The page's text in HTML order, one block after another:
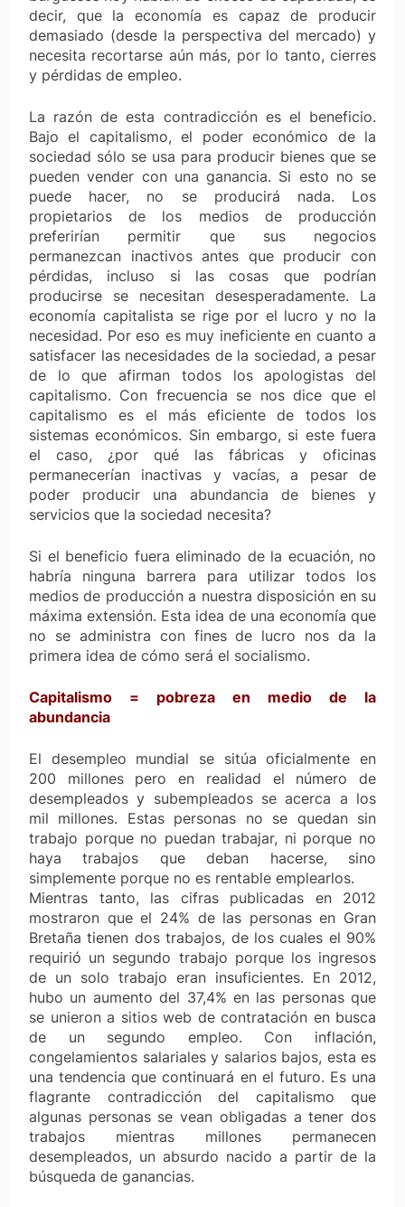
decir, que la economía es capaz de producir
demasiado (desde la perspectiva del mercado) y
necesita recortarse aún más, por lo tanto, cierres
y pérdidas de empleo.
La razón de esta contradicción es el beneficio.
Bajo el capitalismo, el poder económico de la
sociedad sólo se usa para producir bienes que se
pueden vender con una ganancia. Si esto no se
puede hacer, no se producirá nada. Los
propietarios de los medios de producción
preferirían permitir que sus negocios
permanezcan inactivos antes que producir con
pérdidas, incluso si las cosas que podrían
producirse se necesitan desesperadamente. La
economía capitalista se rige por el lucro y no la
necesidad. Por eso es muy ineficiente en cuanto a
satisfacer las necesidades de la sociedad, a pesar
de lo que afirman todos los apologistas del
capitalismo. Con frecuencia se nos dice que el
capitalismo es el más eficiente de todos los
sistemas económicos. Sin embargo, si este fuera
el caso, ¿por qué las fábricas y oficinas
permanecerían inactivas y vacías, a pesar de
poder producir una abundancia de bienes y
servicios que la sociedad necesita?
Si el beneficio fuera eliminado de la ecuación, no
habría ninguna barrera para utilizar todos los
medios de producción a nuestra disposición en su
máxima extensión. Esta idea de una economía que
no se administra con fines de lucro nos da la
primera idea de cómo será el socialismo.
Capitalismo = pobreza en medio de la
abundancia
El desempleo mundial se sitúa oficialmente en
200 millones pero en realidad el número de
desempleados y subempleados se acerca a los
mil millones. Estas personas no se quedan sin
trabajo porque no puedan trabajar, ni porque no
haya trabajos que deban hacerse, sino
simplemente porque no es rentable emplearlos.
Mientras tanto, las cifras publicadas en 2012
mostraron que el 24% de las personas en Gran
Bretaña tienen dos trabajos, de los cuales el 90%
requirió un segundo trabajo porque los ingresos
de un solo trabajo eran insuficientes. En 2012,
hubo un aumento del 37,4% en las personas que
se unieron a sitios web de contratación en busca
de un segundo empleo. Con inflación,
congelamientos salariales y salarios bajos, esta es
una tendencia que continuará en el futuro. Es una
flagrante contradicción del capitalismo que
algunas personas se vean obligadas a tener dos
trabajos mientras millones permanecen
desempleados, un absurdo nacido a partir de la
búsqueda de ganancias.